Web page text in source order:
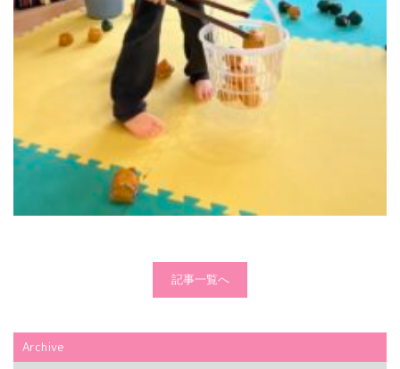
記事一覧へ
Archive